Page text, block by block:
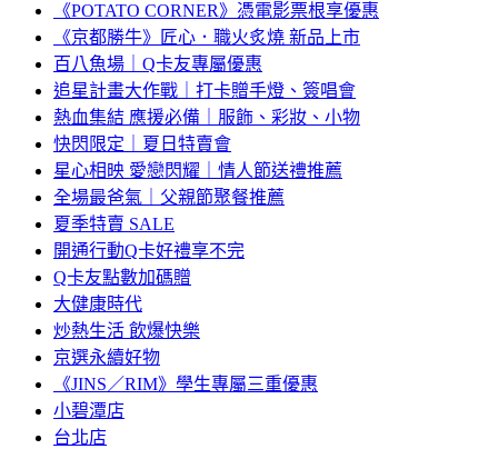
《POTATO CORNER》憑電影票根享優惠
《京都勝牛》匠心．職火炙燒 新品上市
百八魚場｜Q卡友專屬優惠
追星計畫大作戰｜打卡贈手燈、簽唱會
熱血集結 應援必備｜服飾、彩妝、小物
快閃限定｜夏日特賣會
星心相映 愛戀閃耀｜情人節送禮推薦
全場最爸氣｜父親節聚餐推薦
夏季特賣 SALE
開通行動Q卡好禮享不完
Q卡友點數加碼贈
大健康時代
炒熱生活 飲爆快樂
京選永續好物
《JINS／RIM》學生專屬三重優惠
小碧潭店
台北店